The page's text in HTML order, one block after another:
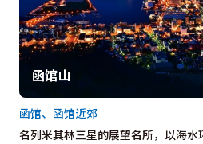
函馆山
名列米其林三星的展望名所，以海
函馆、函馆近郊